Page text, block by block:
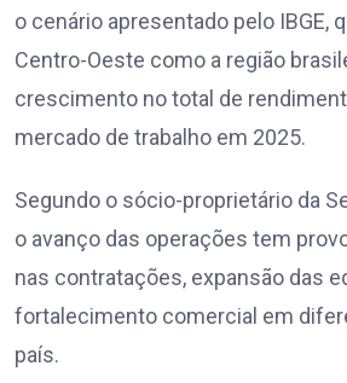
o cenário apresentado pelo IBGE,
Centro-Oeste como a região
crescimento no total de
mercado de trabalho em 2025.
Segundo o sócio-proprietário da
o avanço das operações tem
nas contratações, expansão das
fortalecimento comercial em
país.